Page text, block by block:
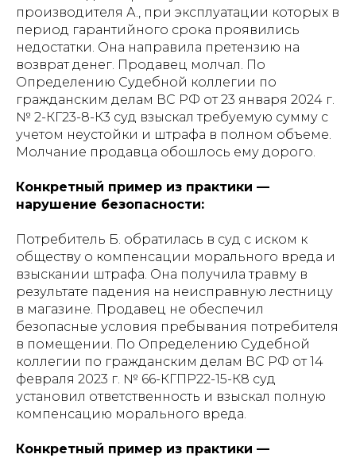
производителя А., при эксплуатации которых в
период гарантийного срока проявились
недостатки. Она направила претензию на
возврат денег. Продавец молчал. По
Определению Судебной коллегии по
гражданским делам ВС РФ от 23 января 2024 г.
№ 2-КГ23-8-К3 суд взыскал требуемую сумму с
учетом неустойки и штрафа в полном объеме.
Молчание продавца обошлось ему дорого.
Конкретный пример из практики —
нарушение безопасности:
Потребитель Б. обратилась в суд с иском к
обществу о компенсации морального вреда и
взыскании штрафа. Она получила травму в
результате падения на неисправную лестницу
в магазине. Продавец не обеспечил
безопасные условия пребывания потребителя
в помещении. По Определению Судебной
коллегии по гражданским делам ВС РФ от 14
февраля 2023 г. № 66-КГПР22-15-К8 суд
установил ответственность и взыскал полную
компенсацию морального вреда.
Конкретный пример из практики —